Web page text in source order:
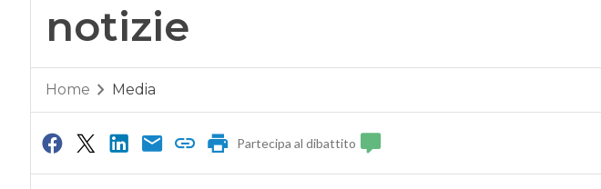
notizie
Home Media
Partecipa al dibattito